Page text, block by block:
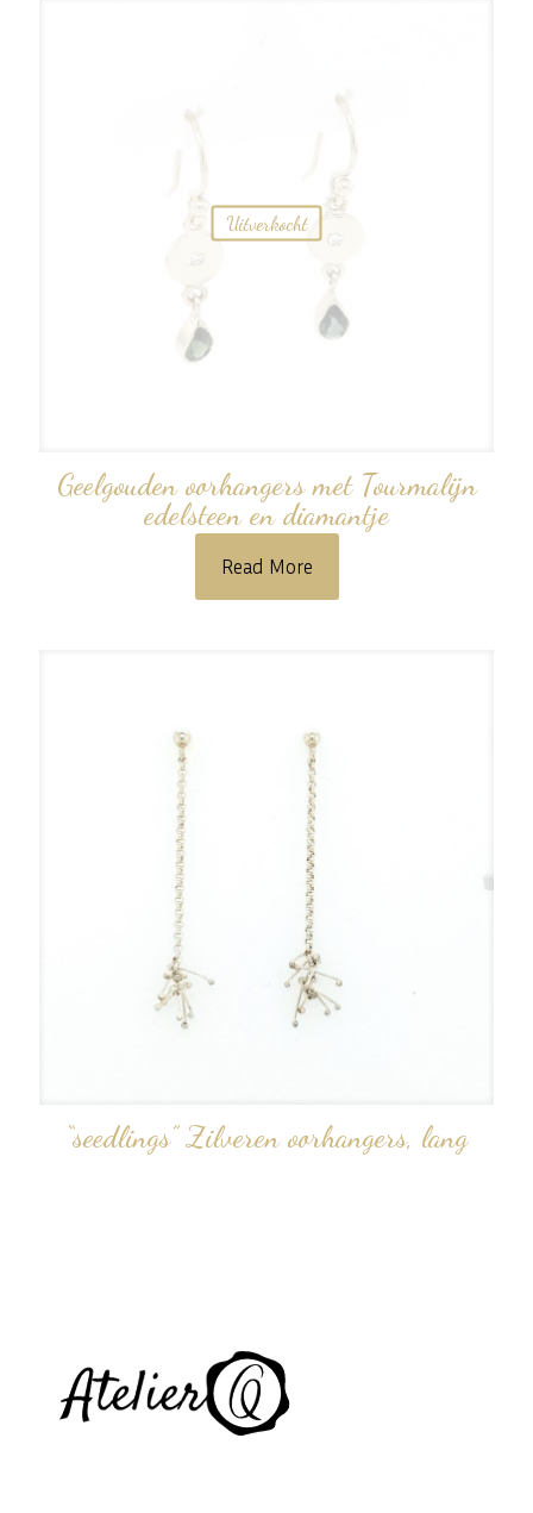
Uitverkocht
Geelgouden oorhangers met Tourmalijn
edelsteen en diamantje
Read More
“seedlings” Zilveren oorhangers, lang